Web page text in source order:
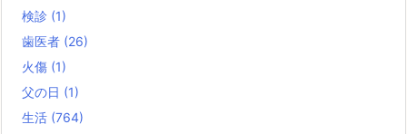
検診 (1)
歯医者 (26)
火傷 (1)
父の日 (1)
生活 (764)